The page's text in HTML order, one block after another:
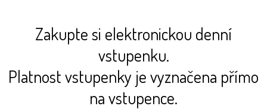
Zakupte si elektronickou denní
vstupenku.
Platnost vstupenky je vyznačena přímo
na vstupence.